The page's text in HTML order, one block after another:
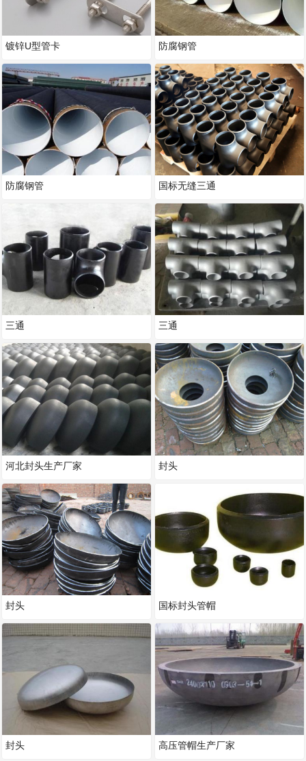
镀锌U型管卡
防腐钢管
三通
河北封头生产厂家
封头
封头
防腐钢管
国标无缝三通
三通
封头
国标封头管帽
高压管帽生产厂家